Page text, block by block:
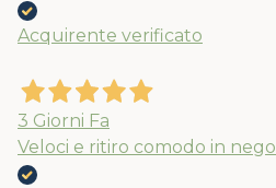
Acquirente verificato
3 Giorni Fa
Veloci e ritiro comodo in